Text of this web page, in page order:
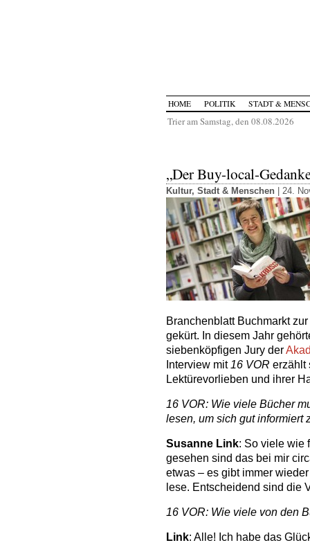
HOME POLITIK STADT &
Trier am Samstag, den 08.08.2026
„Der Buy-local-
Kultur, Stadt & Menschen | 24.
Branchenblatt Buchmarkt
gekürt. In diesem Jahr
siebenköpfigen Jury der
Interview mit 16 VOR erzählt
Lektürevorlieben und ihrer
16 VOR: Wie viele Bücher
lesen, um sich gut informiert
Susanne Link: So viele wie
gesehen sind das bei mir
etwas – es gibt immer
lese. Entscheidend sind die
16 VOR: Wie viele von den
Link: Alle! Ich habe das